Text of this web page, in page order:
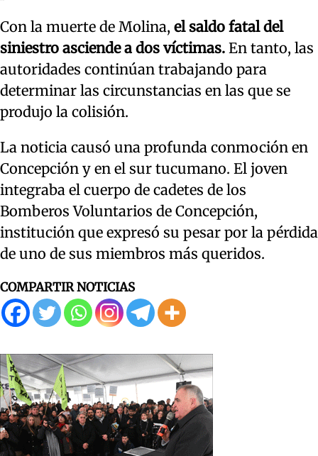
Con la muerte de Molina, el saldo fatal del
siniestro asciende a dos víctimas. En tanto, las
autoridades continúan trabajando para
determinar las circunstancias en las que se
produjo la colisión.
La noticia causó una profunda conmoción en
Concepción y en el sur tucumano. El joven
integraba el cuerpo de cadetes de los
Bomberos Voluntarios de Concepción,
institución que expresó su pesar por la pérdida
de uno de sus miembros más queridos.
COMPARTIR NOTICIAS